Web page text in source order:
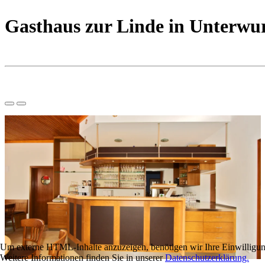
Gasthaus zur Linde in
Um externe HTML-Inhalte anzuzeigen, benötigen wir Ihre
Weitere Informationen finden Sie in unsererDatenschutzerklärung.